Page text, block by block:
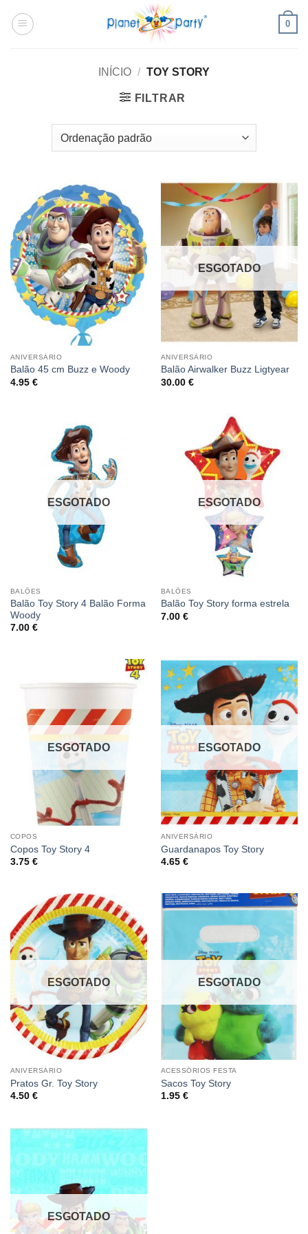
0
INÍCIO / TOY STORY
FILTRAR
ANIVERSÁRIO
Balão 45 cm Buzz e Woody
4.95 €
ESGOTADO
ANIVERSÁRIO
Balão Airwalker Buzz Ligtyear
30.00 €
ESGOTADO
BALÕES
Balão Toy Story 4 Balão Forma
Woody
7.00 €
ESGOTADO
BALÕES
Balão Toy Story forma estrela
7.00 €
ESGOTADO
COPOS
Copos Toy Story 4
3.75 €
ESGOTADO
ANIVERSÁRIO
Guardanapos Toy Story
4.65 €
ESGOTADO
ANIVERSÁRIO
Pratos Gr. Toy Story
4.50 €
ESGOTADO
ACESSÓRIOS FESTA
Sacos Toy Story
1.95 €
ESGOTADO